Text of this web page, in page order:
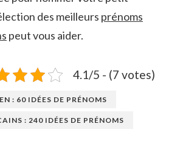
des meilleurs prénoms
peut vous aider.
4.1/5 - (7 votes)
: 60 IDÉES DE PRÉNOMS
: 240 IDÉES DE PRÉNOMS